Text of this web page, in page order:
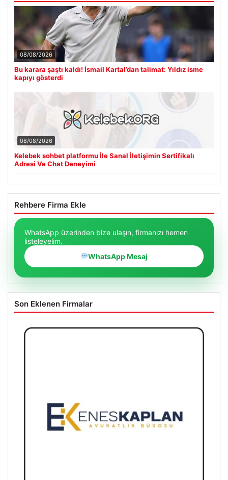
08/08/2026
Bu karara şaştı kaldı! İsmail Kartal’dan talimat: Yıldız isme
kapıyı gösterdi
08/08/2026
Kelebek sohbet platformu İle Sanal İletişimin Sertifikalı
Adresi Ve Chat Deneyimi
Rehbere Firma Ekle
WhatsApp üzerinden bize ulaşın, firmanızı hemen
listeleyelim.
WhatsApp Mesaj
Son Eklenen Firmalar